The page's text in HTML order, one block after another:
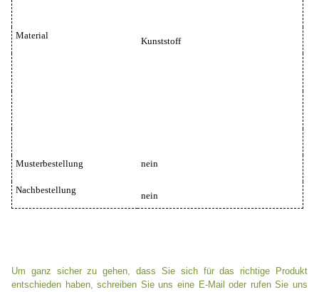
Material
Kunststoff
Musterbestellung nein
Nachbestellung
nein
Um ganz sicher zu gehen, dass Sie sich für das richtige Produkt
entschieden haben, schreiben Sie uns eine E-Mail oder rufen Sie uns